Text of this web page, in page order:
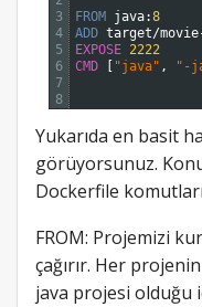
3
4
5
6
7
8
FROM java:8
ADD target/movie
EXPOSE 2222
CMD
"java" , "-
Yukarıda en basit
görüyorsunuz.
Dockerfile
FROM: Projemizi
çağırır. Her
java projesi olduğu